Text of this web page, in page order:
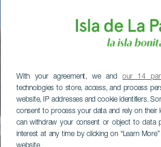
With your agreement, we andour 14
technologies to store, access, and process
website, IP addresses and cookie identifiers.
consent to process your data and rely on their
can withdraw your consent or object to data
interest at any time by clicking on “Learn